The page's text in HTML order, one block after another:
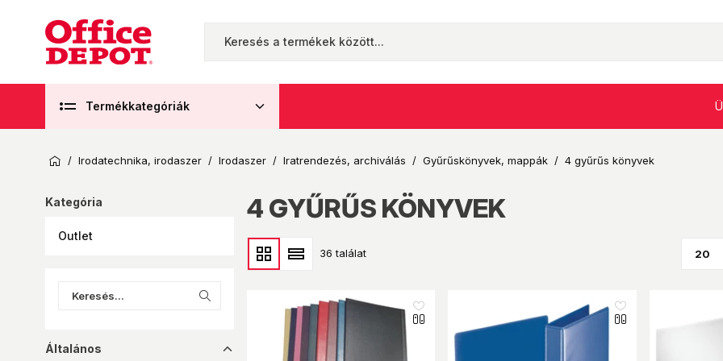
Termékkategóriák
/ Irodatechnika, irodaszer / Irodaszer / Iratrendezés, archiválás / Gyűrűskönyvek, mappák / 4 gyűrűs könyvek
4 GYŰRŰS KÖNYVEK
36 találat
like_16 like_16
Kategória
Outlet
Általános dropup_16